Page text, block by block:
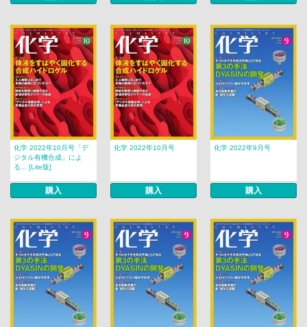
化学 2022年10月号「デ
ジタル有機合成」によ
る... [Lite版]
購入
化学 2022年10月号
購入
化学 2022年9月号
購入